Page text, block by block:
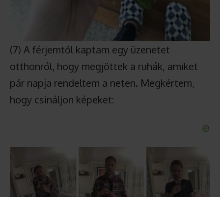
(7) A férjemtől kaptam egy üzenetet
otthonról, hogy megjöttek a ruhák, amiket
pár napja rendeltem a neten. Megkértem,
hogy csináljon képeket: